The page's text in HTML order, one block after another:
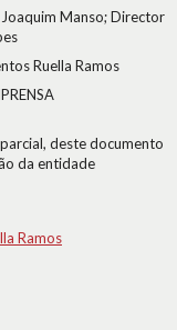
Manso; Director
Ruella Ramos
deste documento
da entidade
Ramos